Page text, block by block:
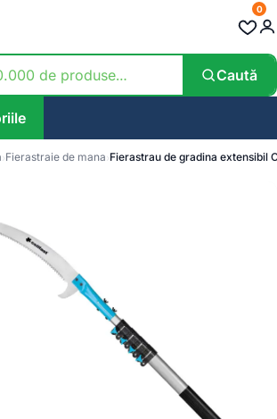
Caută
0
Fierastraie de mana Fierastrau de gradina extensibil